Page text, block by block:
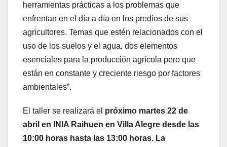
herramientas prácticas a los problemas que
enfrentan en el día a día en los predios de sus
agricultores. Temas que estén relacionados con el
uso de los suelos y el agua, dos elementos
esenciales para la producción agrícola pero que
están en constante y creciente riesgo por factores
ambientales”.
El taller se realizará el próximo martes 22 de
abril en INIA Raihuen en Villa Alegre desde las
10:00 horas hasta las 13:00 horas. La